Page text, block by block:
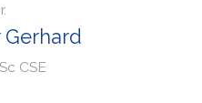
CSE